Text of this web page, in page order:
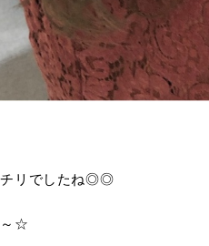
チリでしたね◎◎
～☆